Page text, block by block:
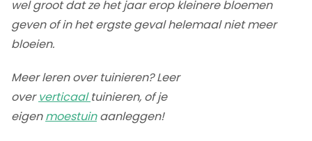
wel groot dat ze het jaar erop kleinere bloemen
geven of in het ergste geval helemaal niet meer
bloeien.
Meer leren over tuinieren? Leer
oververticaaltuinieren, of je
eigenmoestuinaanleggen!